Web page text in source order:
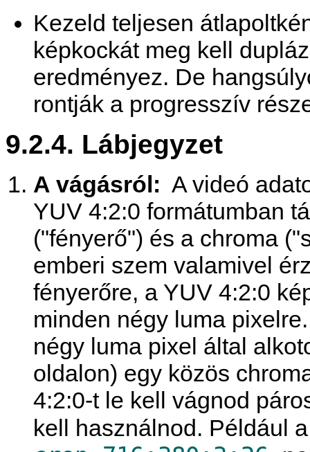
Kezeld teljesen
képkockát meg kell
eredményez. De
rontják a progresszív
9.2.4. Lábjegyzet
A vágásról: A videó
YUV 4:2:0 formátumban
("fényerő") és a chroma
emberi szem valamivel
fényerőre, a YUV 4:2:0
minden négy luma
négy luma pixel által
oldalon) egy közös
4:2:0-t le kell vágnod
kell használnod. Például